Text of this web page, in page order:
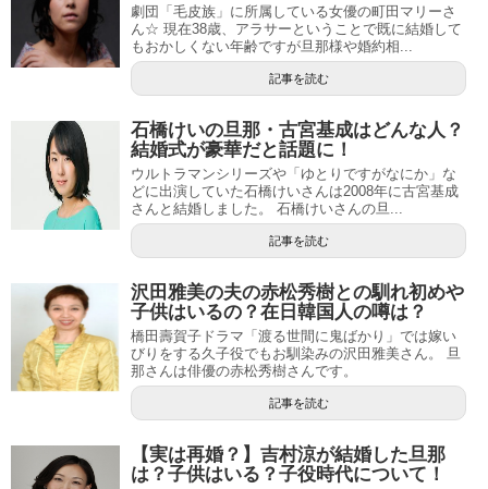
劇団「毛皮族」に所属している女優の町田マリーさ
ん☆ 現在38歳、アラサーということで既に結婚して
もおかしくない年齢ですが旦那様や婚約相...
記事を読む
石橋けいの旦那・古宮基成はどんな人？
結婚式が豪華だと話題に！
ウルトラマンシリーズや「ゆとりですがなにか」な
どに出演していた石橋けいさんは2008年に古宮基成
さんと結婚しました。 石橋けいさんの旦...
記事を読む
沢田雅美の夫の赤松秀樹との馴れ初めや
子供はいるの？在日韓国人の噂は？
橋田壽賀子ドラマ「渡る世間に鬼ばかり」では嫁い
びりをする久子役でもお馴染みの沢田雅美さん。 旦
那さんは俳優の赤松秀樹さんです。
記事を読む
【実は再婚？】吉村涼が結婚した旦那
は？子供はいる？子役時代について！